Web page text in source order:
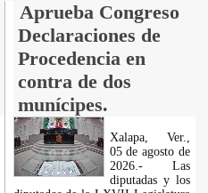
Aprueba Congreso
Declaraciones de
Procedencia en
contra de dos
munícipes.
Xalapa, Ver.,
05 de agosto de
2026.- Las
diputadas y los